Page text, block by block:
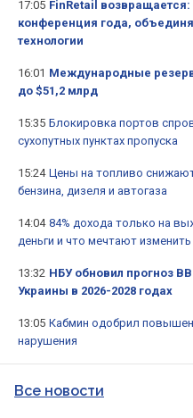
17:05 FinRetail возвращается:
конференция года,
технологии
16:01 Международные
до $51,2 млрд
15:35 Блокировка портов
сухопутных пунктах пропуска
15:24 Цены на топливо
бензина, дизеля и автогаза
14:04 84% дохода только на
деньги и что мечтают изменить
13:32 НБУ обновил прогноз
Украины в 2026-2028 годах
13:05 Кабмин одобрил
нарушения
Все новости